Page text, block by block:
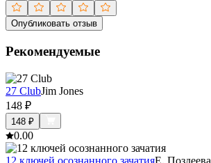
Опубликовать отзыв
Рекомендуемые
27 ClubJim Jones
148 ₽
148 ₽
0.00
12 ключей осознанного зачатияЕ. Поздеева